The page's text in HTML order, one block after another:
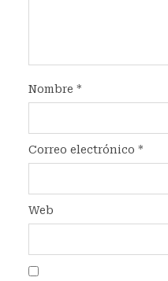
Nombre *
Correo electrónico *
Web